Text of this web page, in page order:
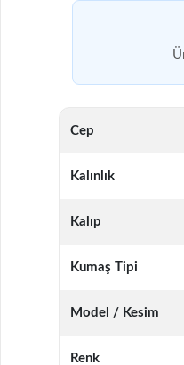
Cep
Kalınlık
Kalıp
Kumaş Tipi
Model / Kesim
Renk